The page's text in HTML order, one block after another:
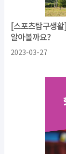
[스포츠탐구생
알아볼까요?
2023-03-27